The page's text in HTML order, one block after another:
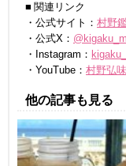
■ 関連リンク
・公式サイト： 村野
・公式X：
・Instagram：
・YouTube： 村野弘
他の記事も見る